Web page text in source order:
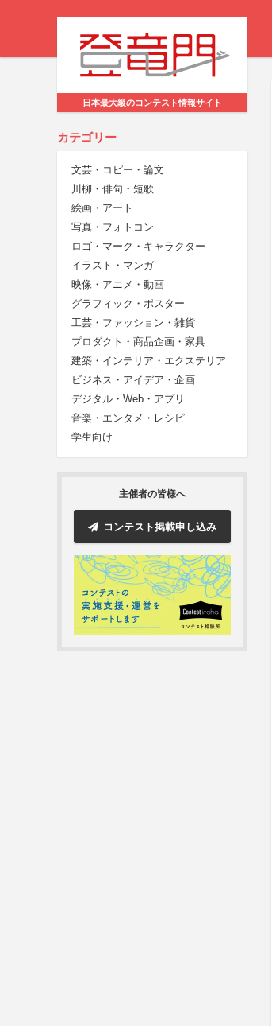
日本最大級のコンテスト情報サイト
カテゴリー
文芸・コピー・論文
川柳・俳句・短歌
絵画・アート
写真・フォトコン
ロゴ・マーク・キャラクター
イラスト・マンガ
映像・アニメ・動画
グラフィック・ポスター
工芸・ファッション・雑貨
プロダクト・商品企画・家具
建築・インテリア・エクステリア
ビジネス・アイデア・企画
デジタル・Web・アプリ
音楽・エンタメ・レシピ
学生向け
主催者の皆様へ
コンテスト掲載申し込み